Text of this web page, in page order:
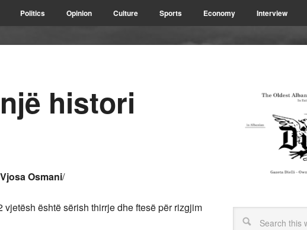
Politics Opinion Culture Sports Economy Interview
histori
Osmani/
është sërish thirrje dhe ftesë për rizgjim